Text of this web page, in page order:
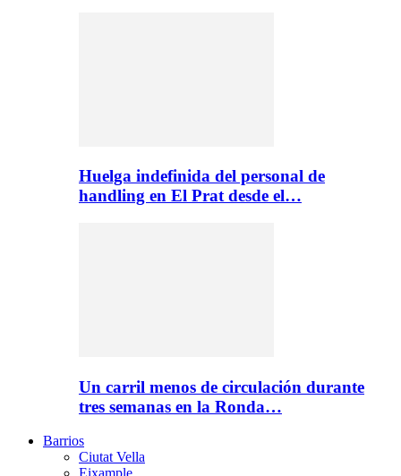
Huelga indefinida del personal de
handling en El Prat desde el…
Un carril menos de circulación durante
tres semanas en la Ronda…
Barrios
Ciutat Vella